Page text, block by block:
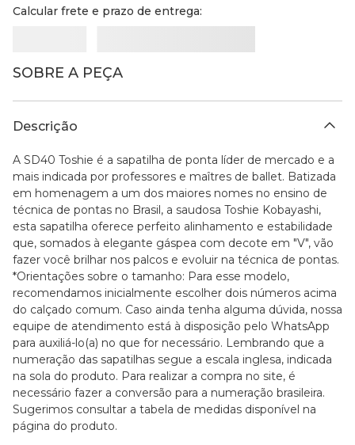
Calcular frete e prazo de entrega:
SOBRE A PEÇA
Descrição
A SD40 Toshie é a sapatilha de ponta líder de mercado e a
mais indicada por professores e maîtres de ballet. Batizada
em homenagem a um dos maiores nomes no ensino de
técnica de pontas no Brasil, a saudosa Toshie Kobayashi,
esta sapatilha oferece perfeito alinhamento e estabilidade
que, somados à elegante gáspea com decote em "V", vão
fazer você brilhar nos palcos e evoluir na técnica de pontas.
*Orientações sobre o tamanho: Para esse modelo,
recomendamos inicialmente escolher dois números acima
do calçado comum. Caso ainda tenha alguma dúvida, nossa
equipe de atendimento está à disposição pelo WhatsApp
para auxiliá-lo(a) no que for necessário. Lembrando que a
numeração das sapatilhas segue a escala inglesa, indicada
na sola do produto. Para realizar a compra no site, é
necessário fazer a conversão para a numeração brasileira.
Sugerimos consultar a tabela de medidas disponível na
página do produto.